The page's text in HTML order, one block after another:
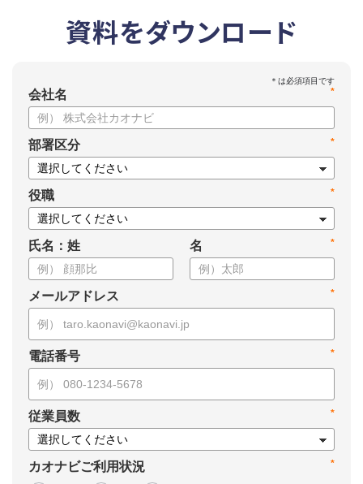
資料をダウンロード
*
会社名
*
部署区分
*
役職
氏名：姓 *
名
*
メールアドレス
*
電話番号
*
従業員数
*
カオナビご利用状況